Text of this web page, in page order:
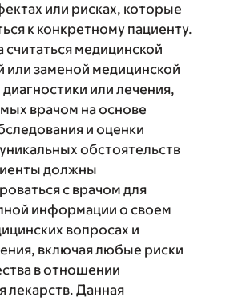
или рисках, которые
к конкретному пациенту.
медицинской
или заменой медицинской
или лечения,
врачом на основе
и оценки
обстоятельств
должны
с врачом для
информации о своем
вопросах и
включая любые риски
в отношении
лекарств. Данная